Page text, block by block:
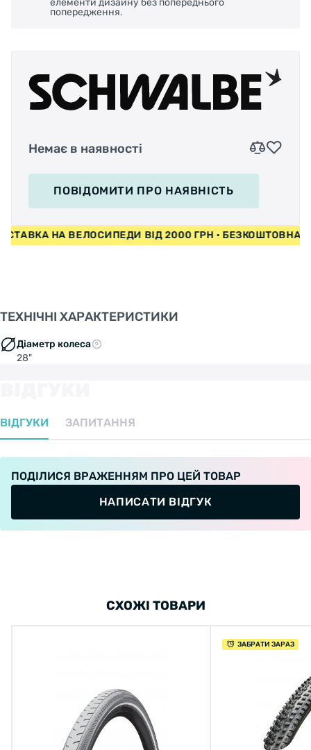
попередження.
Немає в наявності
ПОВІДОМИТИ ПРО НАЯВНІСТЬ
НА ВЕЛОСИПЕДИ ВІД 2000 ГРН • БЕЗКОШТОВНА
ТЕХНІЧНІ ХАРАКТЕРИСТИКИ
Діаметр колеса
28"
ВІДГУКИ ЗАПИТАННЯ
ПОДІЛИСЯ ВРАЖЕННЯМ ПРО ЦЕЙ ТОВАР
НАПИСАТИ ВІДГУК
СХОЖІ ТОВАРИ
ЗАБРАТИ ЗАРАЗ